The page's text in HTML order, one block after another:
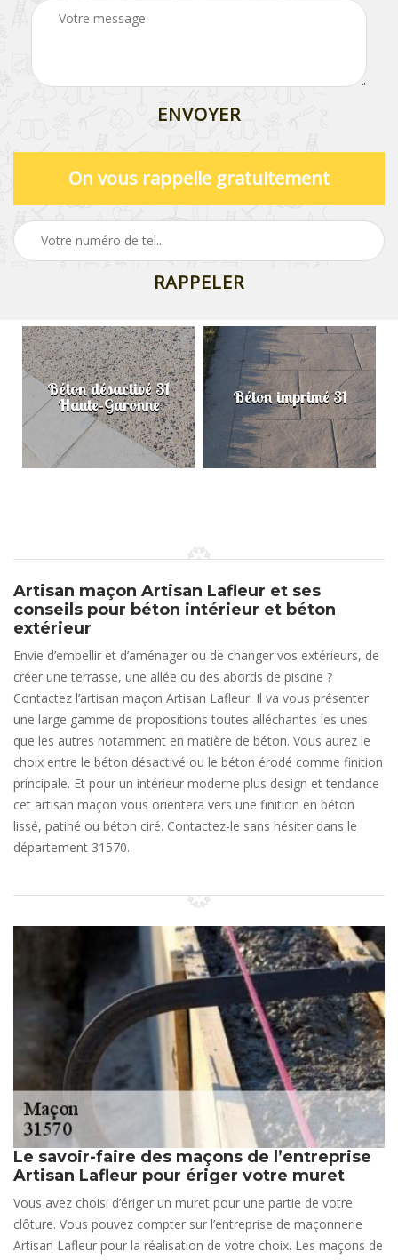
On vous rappelle gratuitement
Béton désactivé 31
Haute-Garonne Béton imprimé 31
Artisan maçon Artisan Lafleur et ses
conseils pour béton intérieur et béton
extérieur
Envie d’embellir et d’aménager ou de changer vos extérieurs, de
créer une terrasse, une allée ou des abords de piscine ?
Contactez l’artisan maçon Artisan Lafleur. Il va vous présenter
une large gamme de propositions toutes alléchantes les unes
que les autres notamment en matière de béton. Vous aurez le
choix entre le béton désactivé ou le béton érodé comme finition
principale. Et pour un intérieur moderne plus design et tendance
cet artisan maçon vous orientera vers une finition en béton
lissé, patiné ou béton ciré. Contactez-le sans hésiter dans le
département 31570.
Le savoir-faire des maçons de l’entreprise
Artisan Lafleur pour ériger votre muret
Vous avez choisi d’ériger un muret pour une partie de votre
clôture. Vous pouvez compter sur l’entreprise de maçonnerie
Artisan Lafleur pour la réalisation de votre choix. Les maçons de